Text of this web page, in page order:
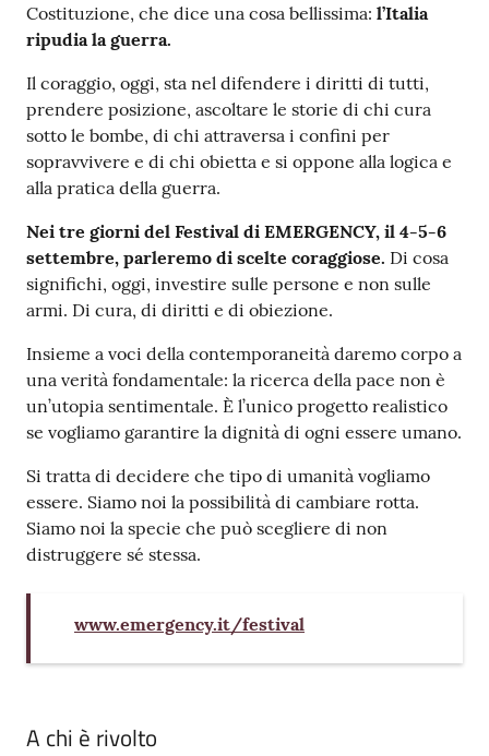
Costituzione, che dice una cosa bellissima: l’Italia
ripudia la guerra.
Il coraggio, oggi, sta nel difendere i diritti di tutti,
prendere posizione, ascoltare le storie di chi cura
sotto le bombe, di chi attraversa i confini per
sopravvivere e di chi obietta e si oppone alla logica e
alla pratica della guerra.
Nei tre giorni del Festival di EMERGENCY, il 4-5-6
settembre, parleremo di scelte coraggiose. Di cosa
significhi, oggi, investire sulle persone e non sulle
armi. Di cura, di diritti e di obiezione.
Insieme a voci della contemporaneità daremo corpo a
una verità fondamentale: la ricerca della pace non è
un’utopia sentimentale. È l’unico progetto realistico
se vogliamo garantire la dignità di ogni essere umano.
Si tratta di decidere che tipo di umanità vogliamo
essere. Siamo noi la possibilità di cambiare rotta.
Siamo noi la specie che può scegliere di non
distruggere sé stessa.
www.emergency.it/festival
A chi è rivolto